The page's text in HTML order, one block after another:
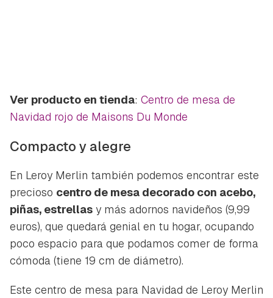
Ver producto en tienda: Centro de mesa de
Navidad rojo de Maisons Du Monde
Compacto y alegre
En Leroy Merlin también podemos encontrar este
precioso centro de mesa decorado con acebo,
piñas, estrellas y más adornos navideños (9,99
euros), que quedará genial en tu hogar, ocupando
poco espacio para que podamos comer de forma
cómoda (tiene 19 cm de diámetro).
Este centro de mesa para Navidad de Leroy Merlin